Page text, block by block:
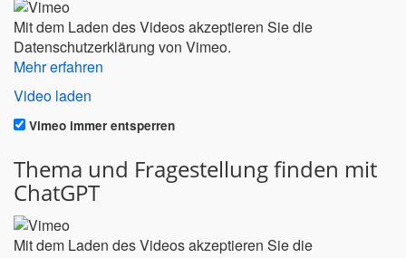
Mit dem Laden des Videos akzeptieren Sie die
Datenschutzerklärung von Vimeo.
Mehr erfahren
Video laden
Vimeo immer entsperren
Thema und Fragestellung finden mit
ChatGPT
Mit dem Laden des Videos akzeptieren Sie die